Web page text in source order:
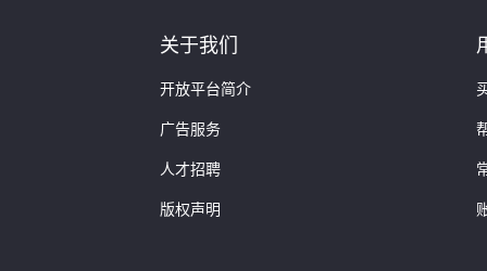
关于我们
开放平台简介
广告服务
人才招聘
版权声明